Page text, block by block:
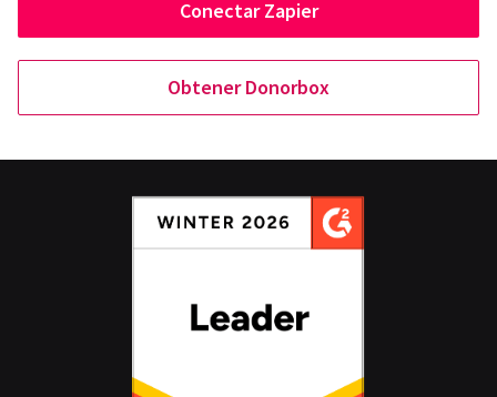
Conectar Zapier
Obtener Donorbox